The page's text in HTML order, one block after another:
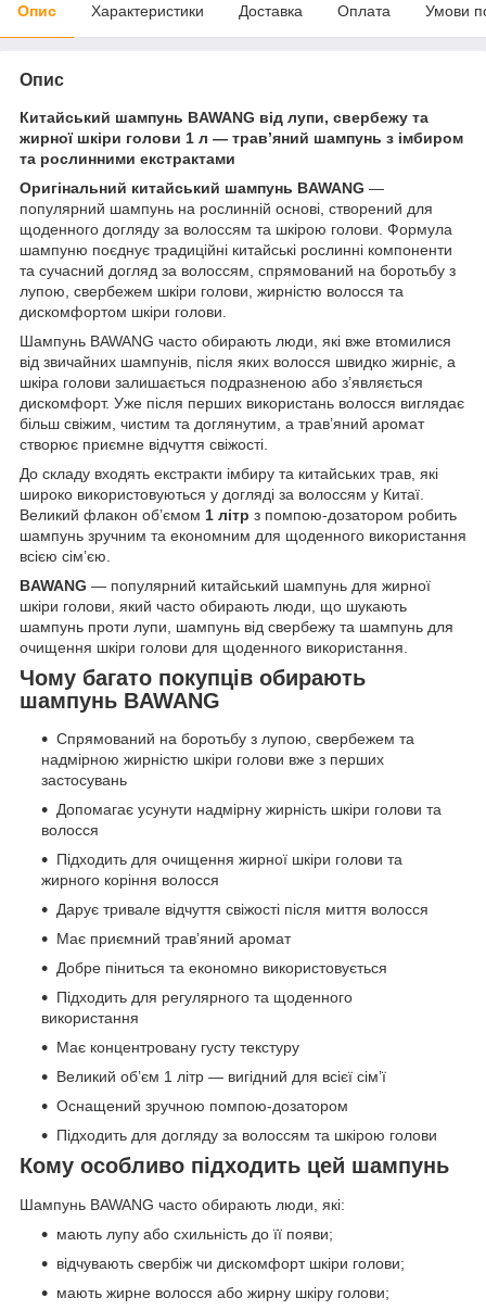
Опис Характеристики Доставка Оплата Умови
Опис
Китайський шампунь BAWANG від лупи, свербежу та
жирної шкіри голови 1 л — трав’яний шампунь з імбиром
та рослинними екстрактами
Оригінальний китайський шампунь BAWANG —
популярний шампунь на рослинній основі, створений для
щоденного догляду за волоссям та шкірою голови. Формула
шампуню поєднує традиційні китайські рослинні компоненти
та сучасний догляд за волоссям, спрямований на боротьбу з
лупою, свербежем шкіри голови, жирністю волосся та
дискомфортом шкіри голови.
Шампунь BAWANG часто обирають люди, які вже втомилися
від звичайних шампунів, після яких волосся швидко жирніє, а
шкіра голови залишається подразненою або з’являється
дискомфорт. Уже після перших використань волосся виглядає
більш свіжим, чистим та доглянутим, а трав’яний аромат
створює приємне відчуття свіжості.
До складу входять екстракти імбиру та китайських трав, які
широко використовуються у догляді за волоссям у Китаї.
Великий флакон об’ємом 1 літр з помпою-дозатором робить
шампунь зручним та економним для щоденного використання
всією сім’єю.
BAWANG — популярний китайський шампунь для жирної
шкіри голови, який часто обирають люди, що шукають
шампунь проти лупи, шампунь від свербежу та шампунь для
очищення шкіри голови для щоденного використання.
Чому багато покупців обирають
шампунь BAWANG
Спрямований на боротьбу з лупою, свербежем та
надмірною жирністю шкіри голови вже з перших
застосувань
Допомагає усунути надмірну жирність шкіри голови та
волосся
Підходить для очищення жирної шкіри голови та
жирного коріння волосся
Дарує тривале відчуття свіжості після миття волосся
Має приємний трав’яний аромат
Добре піниться та економно використовується
Підходить для регулярного та щоденного
використання
Має концентровану густу текстуру
Великий об’єм 1 літр — вигідний для всієї сім’ї
Оснащений зручною помпою-дозатором
Підходить для догляду за волоссям та шкірою голови
Кому особливо підходить цей шампунь
Шампунь BAWANG часто обирають люди, які:
мають лупу або схильність до її появи;
відчувають свербіж чи дискомфорт шкіри голови;
мають жирне волосся або жирну шкіру голови;